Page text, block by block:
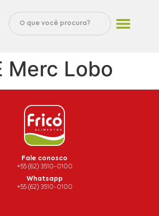
Merc Lobo
Fale conosco
+55 (62) 3510-0100
Whatsapp
+55 (62) 3510-0100